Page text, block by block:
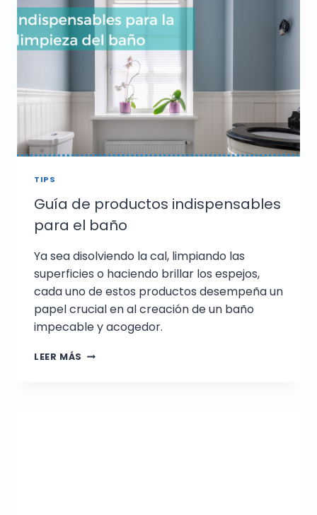
TIPS
Guía de productos indispensables
para el baño
Ya sea disolviendo la cal, limpiando las
superficies o haciendo brillar los espejos,
cada uno de estos productos desempeña un
papel crucial en al creación de un baño
impecable y acogedor.
LEER MÁS